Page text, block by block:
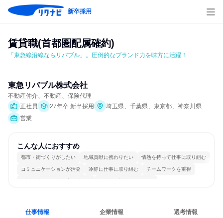
新卒採用
賃貸職(首都圏配属確約)
「東急線沿線ならリバブル」。圧倒的なブランド力を味方に活躍！
東急リバブル株式会社
不動産仲介、不動産、保険代理
正社員
27年卒 新卒採用
埼玉県、千葉県、東京都、神奈川県
営業
こんな人におすすめ
都市・街づくりがしたい 地域貢献に携わりたい 情熱を持って仕事に取り組む
コミュニケーションが活発 冷静に仕事に取り組む チームワークを重視
女性が働きやすい環境で働ける 明確な目標を追いかける
仕事情報 企業情報 選考情報